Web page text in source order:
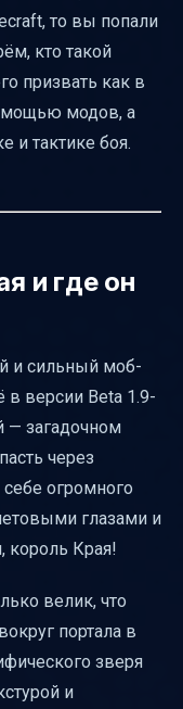
после
дракона
и
мире и
дракона
то вы попали
кто такой
призвать как в
модов, а
и тактике боя.
и где он
и сильный моб-
версии Beta 1.9-
— загадочном
через
огромного
глазами и
Края!
велик, что
портала в
зверя
и